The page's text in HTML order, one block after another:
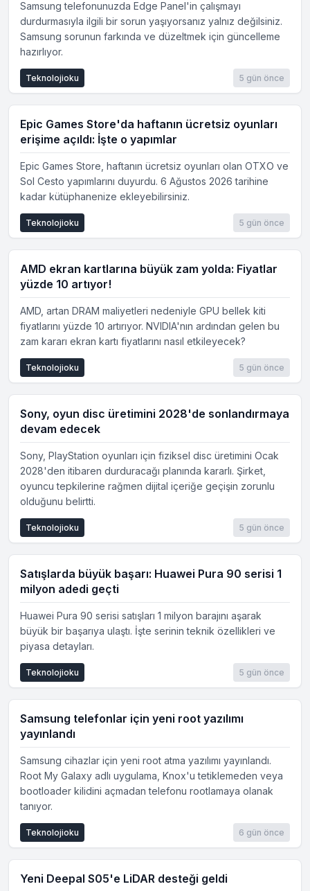
Samsung telefonunuzda Edge Panel'in çalışmayı
durdurmasıyla ilgili bir sorun yaşıyorsanız yalnız değilsiniz.
Samsung sorunun farkında ve düzeltmek için güncelleme
hazırlıyor.
5 gün önce
Teknolojioku
Epic Games Store'da haftanın ücretsiz oyunları
erişime açıldı: İşte o yapımlar
Epic Games Store, haftanın ücretsiz oyunları olan OTXO ve
Sol Cesto yapımlarını duyurdu. 6 Ağustos 2026 tarihine
kadar kütüphanenize ekleyebilirsiniz.
5 gün önce
Teknolojioku
AMD ekran kartlarına büyük zam yolda: Fiyatlar
yüzde 10 artıyor!
AMD, artan DRAM maliyetleri nedeniyle GPU bellek kiti
fiyatlarını yüzde 10 artırıyor. NVIDIA'nın ardından gelen bu
zam kararı ekran kartı fiyatlarını nasıl etkileyecek?
5 gün önce
Teknolojioku
Sony, oyun disc üretimini 2028'de sonlandırmaya
devam edecek
Sony, PlayStation oyunları için fiziksel disc üretimini Ocak
2028'den itibaren durduracağı planında kararlı. Şirket,
oyuncu tepkilerine rağmen dijital içeriğe geçişin zorunlu
olduğunu belirtti.
5 gün önce
Teknolojioku
Satışlarda büyük başarı: Huawei Pura 90 serisi 1
milyon adedi geçti
Huawei Pura 90 serisi satışları 1 milyon barajını aşarak
büyük bir başarıya ulaştı. İşte serinin teknik özellikleri ve
piyasa detayları.
5 gün önce
Teknolojioku
Samsung telefonlar için yeni root yazılımı
yayınlandı
Samsung cihazlar için yeni root atma yazılımı yayınlandı.
Root My Galaxy adlı uygulama, Knox'u tetiklemeden veya
bootloader kilidini açmadan telefonu rootlamaya olanak
tanıyor.
6 gün önce
Teknolojioku
Yeni Deepal S05'e LiDAR desteği geldi